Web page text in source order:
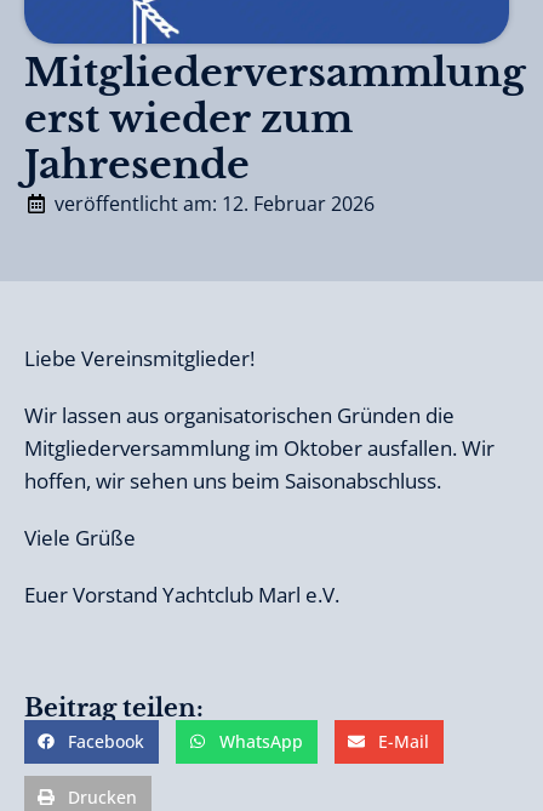
Mitgliederversammlung
erst wieder zum
Jahresende
veröffentlicht am: 12. Februar 2026
Liebe Vereinsmitglieder!
Wir lassen aus organisatorischen Gründen die
Mitgliederversammlung im Oktober ausfallen. Wir
hoffen, wir sehen uns beim Saisonabschluss.
Viele Grüße
Euer Vorstand Yachtclub Marl e.V.
Beitrag teilen:
Facebook WhatsApp E-Mail
Drucken